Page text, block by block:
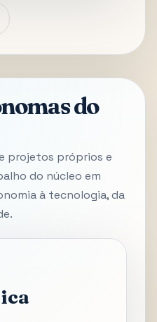
do
projetos próprios e
do núcleo em
à tecnologia, da